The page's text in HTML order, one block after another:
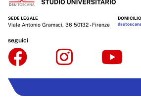
Controlli sulle imprese
Bandi di gara e contratti
Sovvenzioni, contributi,
Bilanci
SEDE LEGALE
Viale Antonio Gramsci, 36 50132 - Firenze
seguici